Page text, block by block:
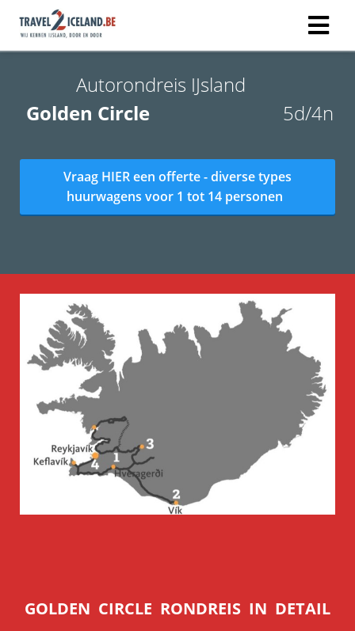
Autorondreis IJsland
Golden Circle
5d/4n
Vraag HIER een offerte - diverse types
huurwagens voor 1 tot 14 personen
GOLDEN CIRCLE RONDREIS IN DETAIL